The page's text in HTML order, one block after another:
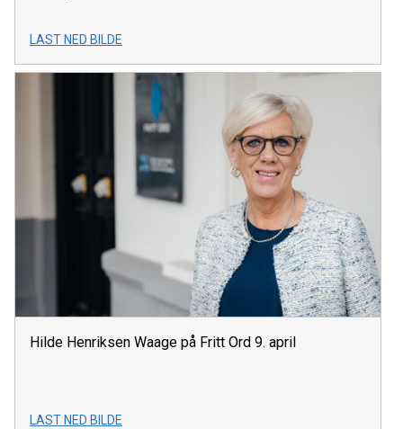
LAST NED BILDE
Hilde Henriksen Waage på Fritt Ord 9. april
LAST NED BILDE